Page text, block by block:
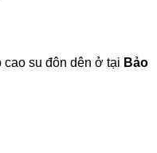
su đôn dên ở tại Bảo